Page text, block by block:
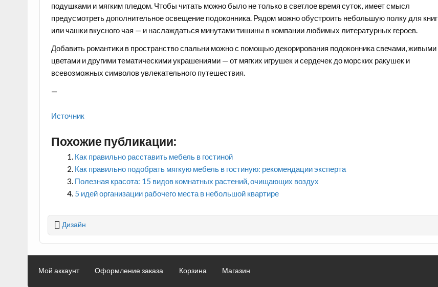
подушками и мягким пледом. Чтобы читать можно было не только в светлое время суток, имеет смысл
предусмотреть дополнительное освещение подоконника. Рядом можно обустроить небольшую полку для книг
или чашки вкусного чая — и наслаждаться минутами тишины в компании любимых литературных героев.
Добавить романтики в пространство спальни можно с помощью декорирования подоконникасвечами, живыми
цветами и другими тематическими украшениями — от мягких игрушек и сердечек до морских ракушек и
всевозможных символов увлекательного путешествия.
—
Источник
Похожие публикации:
Как правильно расставить мебель в гостиной
Как правильно подобрать мягкую мебель в гостиную: рекомендации эксперта
Полезная красота: 15 видов комнатных растений, очищающих воздух
5 идей организации рабочего места в небольшой квартире
Дизайн
Мой аккаунт Оформление заказа Корзина Магазин